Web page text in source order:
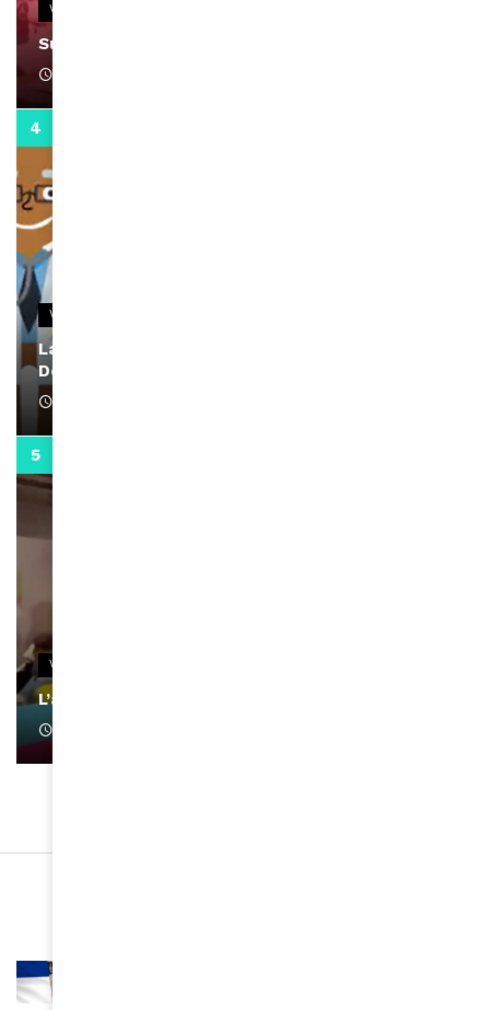
VIDEOS
Support Black Business Wee-kend
VIDEOS
La rubrique santé speciale coronavirus du
Docteur Makanda
VIDEOS
L’artiste Yoan s’exprime